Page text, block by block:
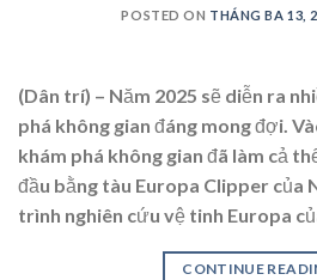
POSTED ON THÁNG BA 13,
(Dân trí) – Năm 2025 sẽ diễn ra
phá không gian đáng mong đợi.
khám phá không gian đã làm cả
đầu bằng tàu Europa Clipper của
trình nghiên cứu vệ tinh Europa
CONTINUE